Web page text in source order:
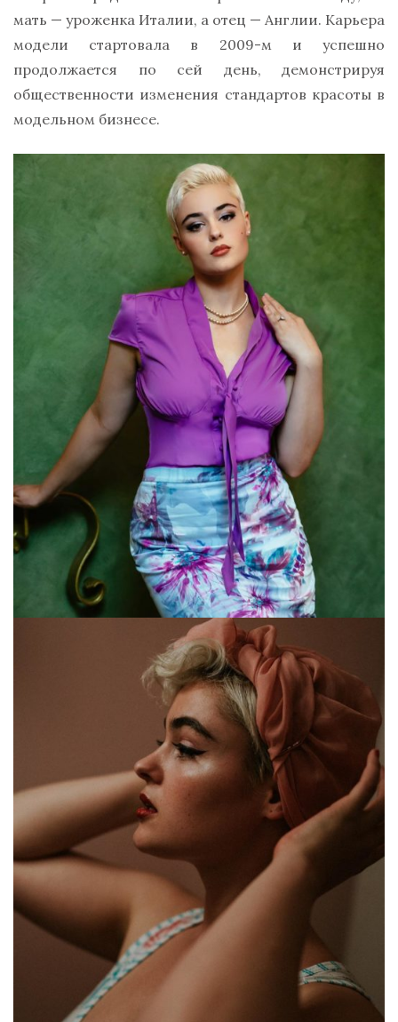
мать — уроженка Италии, а отец — Англии. Карьера
модели стартовала в 2009-м и успешно
продолжается по сей день, демонстрируя
общественности изменения стандартов красоты в
модельном бизнесе.